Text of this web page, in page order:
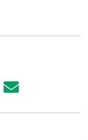
Share